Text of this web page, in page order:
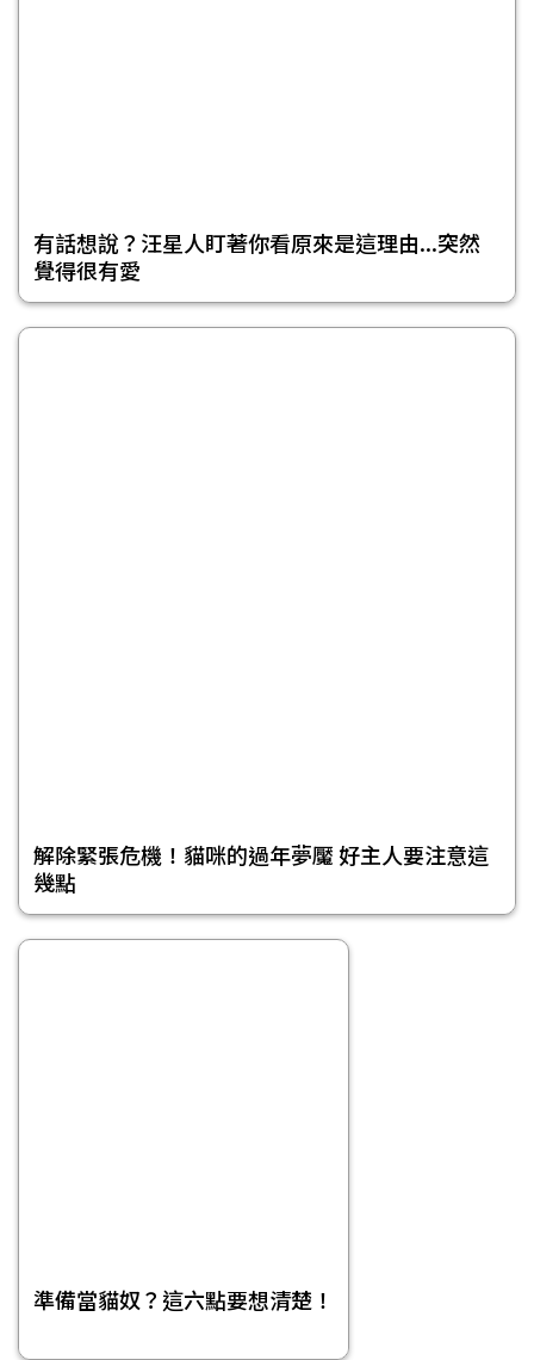
有話想說？汪星人盯著你看原來是這理由...突然
覺得很有愛
解除緊張危機！貓咪的過年夢魘 好主人要注意這
幾點
準備當貓奴？這六點要想清楚！